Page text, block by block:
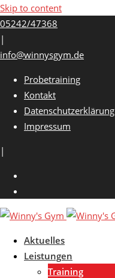
Skip to content
05242/47368
|
info@winnysgym.de
Probetraining
Kontakt
Datenschutzerklärung
Impressum
|
Aktuelles
Leistungen
Training